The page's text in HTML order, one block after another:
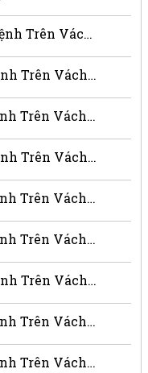
Chương 10 - Lựa Chọn Định Mệnh Trên Vách Núi
Chương 9 - Lựa Chọn Định Mệnh Trên Vách Núi
Chương 8 - Lựa Chọn Định Mệnh Trên Vách Núi
Chương 7 - Lựa Chọn Định Mệnh Trên Vách Núi
Chương 6 - Lựa Chọn Định Mệnh Trên Vách Núi
Chương 5 - Lựa Chọn Định Mệnh Trên Vách Núi
Chương 4 - Lựa Chọn Định Mệnh Trên Vách Núi
Chương 3 - Lựa Chọn Định Mệnh Trên Vách Núi
Chương 2 - Lựa Chọn Định Mệnh Trên Vách Núi